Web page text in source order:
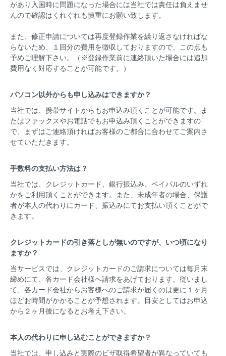
があり入国時に問題になった場合には当社では責任は負えませ
んので確認はくれぐれも慎重にお願い致します。
また、修正申請については再度登録作業を繰り返さなければな
らないため、１回分の費用を徴収しておりますので、この点も
予めご理解下さい。（※登録作業前に連絡頂いた場合には追加
費用なく対応することが可能です。）
パソコン以外からも申し込みはできますか？
当社では、携帯サイトからもお申込み頂くことが可能です。ま
たはファックスやお電話でもお申込み頂くことができますの
で、まずはご連絡頂ければお客様のご都合に合わせてご案内さ
せていただきます。
手数料の支払い方法は？
当社では、クレジットカード、銀行振込み、ペイパルのいずれ
かをご利用頂くことができます。また、未成年者の場合、保護
者が本人の代わりにカード、振込みにてお支払い頂くことがで
きます。
クレジットカードの引き落としが無いのですが、いつ頃になり
ますか？
当サービスでは、クレジットカードのご請求については毎月末
締めにて、各カード会社様へ請求をあげております。従いまし
て、各カード会社からお客様へのご請求が届くのは更に１ヶ月
ほどお時間がかかることが予想されます。目安としてはお申込
から２ヶ月後になるとお考え下さい。
本人の代わりに申し込むことができますか？
当社では、申し込みと実際のビザ取得希望者が異なっていても